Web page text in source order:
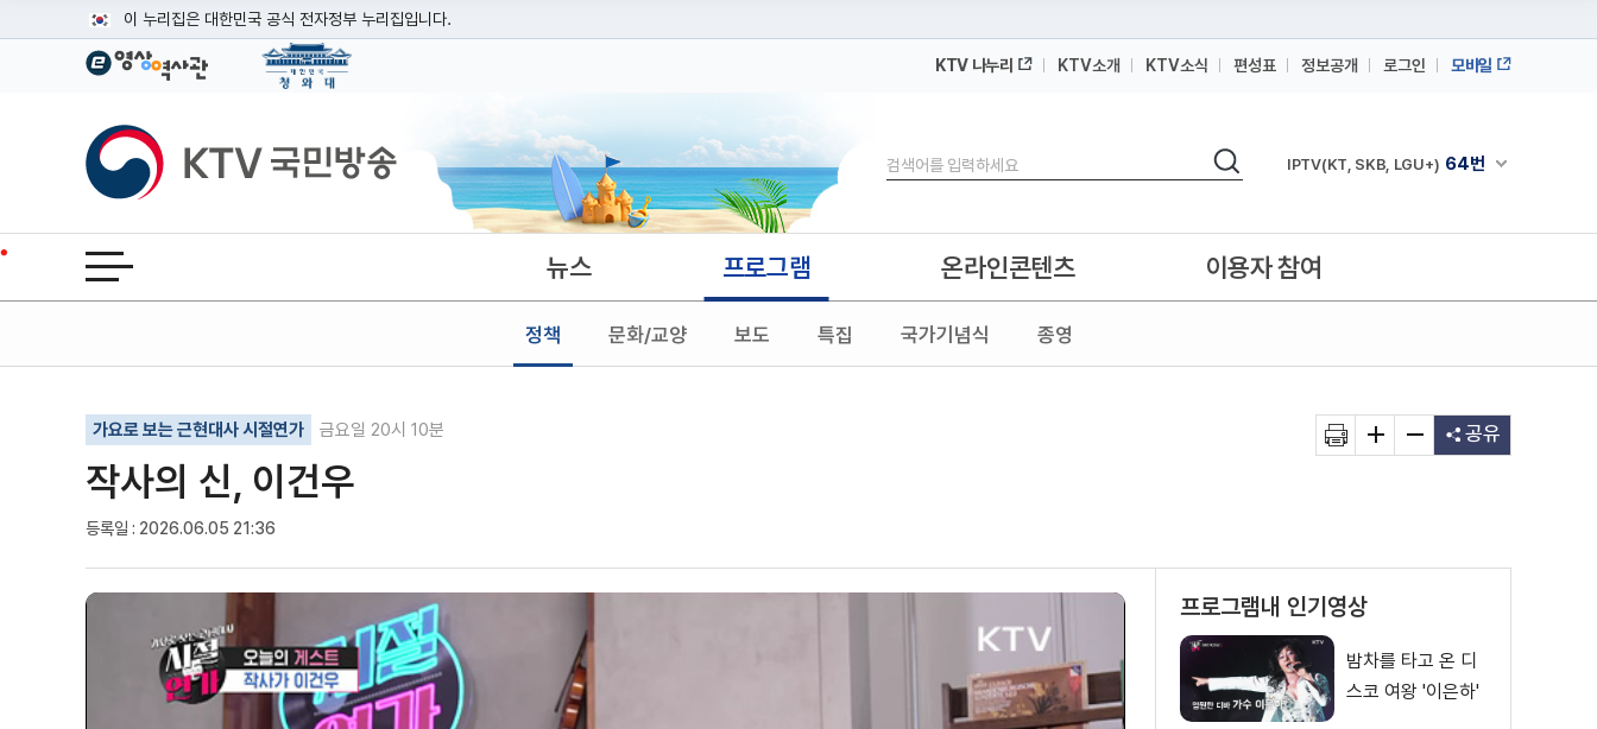
이 누리집은 대한민국 공식 전자정부 누리집입니다.
공식 누리집 주소 확인하기
이밖에 or.kr 또는 .kr등 다른 도메인 주소를 사용하고 있다면 아래 URL에서 도메인 주소를 확인해 보세요
운영중인 공식 누리집보기
KTV 나누리 KTV소개 KTV소식 편성표 정보공개 로그인 모바일
KTV국민방송
검색
검색 채널안내 펼쳐
IPTV(KT, SKB, LGU+) 64번
전체메뉴 열기 뉴스 프로그램
정책 문화/교양 보도 특집 국가기념식 종영
온라인콘텐츠 이용자 참여
가요로 보는 근현대사 시절연가 금요일 20시 10분
작사의 신, 이건우
등록일 : 2026.06.05 21:36
기사인쇄
글자확대
글자축소 공유
프로그램내 인기영상
밤차를 타고 온 디
스코 여왕 '이은하'